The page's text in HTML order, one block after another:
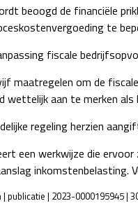
beoogd de financiële
te
fiscale
maatregelen om de
wettelijk aan te merken als
regeling herzien
een werkwijze die
inkomstenbelasting.
publicatie | 2023-0000195945 |